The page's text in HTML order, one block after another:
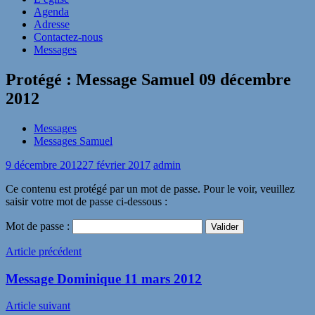
Agenda
Adresse
Contactez-nous
Messages
Protégé : Message Samuel 09 décembre
2012
Messages
Messages Samuel
9 décembre 201227 février 2017 admin
Ce contenu est protégé par un mot de passe. Pour le voir, veuillez
saisir votre mot de passe ci-dessous :
Mot de passe :
Navigation
de
l’article
Article précédent
Message Dominique 11 mars 2012
Article suivant